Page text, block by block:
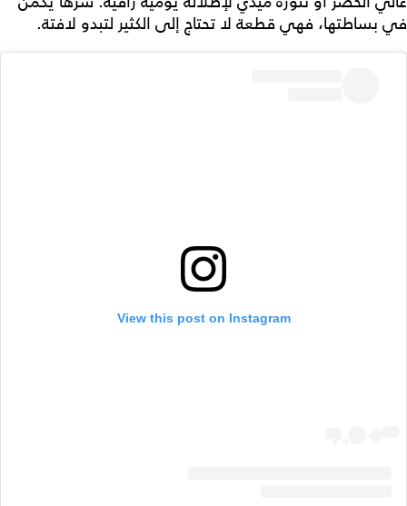
في بساطتها، فهي قطعة لا تحتاج إلى الكثير لتبدو لافتة.
View this post on Instagram